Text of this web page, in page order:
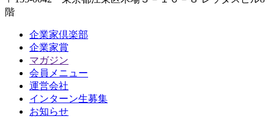
階
企業家倶楽部
企業家賞
マガジン
会員メニュー
運営会社
インターン生募集
お知らせ